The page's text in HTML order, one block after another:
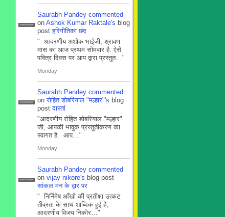
सदस्य टीम प्रबंधन
Saurabh Pandey commented
on Ashok Kumar Raktale's blog
postहरिगीतिका छंद
" आदरणीय अशोक भाईजी, श्रावण
मास का आज प्रथम सोमवार है. ऐसे
पवित्र दिवस पर आप द्वारा प्रस्तुत…"
Monday
सदस्य टीम प्रबंधन
Saurabh Pandey commented
onरोहित डोबरियाल "मल्हार"'s blog
postदास्तां
"आदरणीय रोहित डोबरियाल "मल्हार"
जी, आपकी भावुक प्रस्तुतीकरण का
स्वागत है. आप…"
Monday
सदस्य टीम प्रबंधन
Saurabh Pandey commented
on vijay nikore's blog post
सांकल मन के द्वार पर
" निर्निमेष आँखों की प्रतीक्षा उत्कट
तीव्रता के साथ शाब्दिक हुई है,
आदरणीय विजय निकोर…"